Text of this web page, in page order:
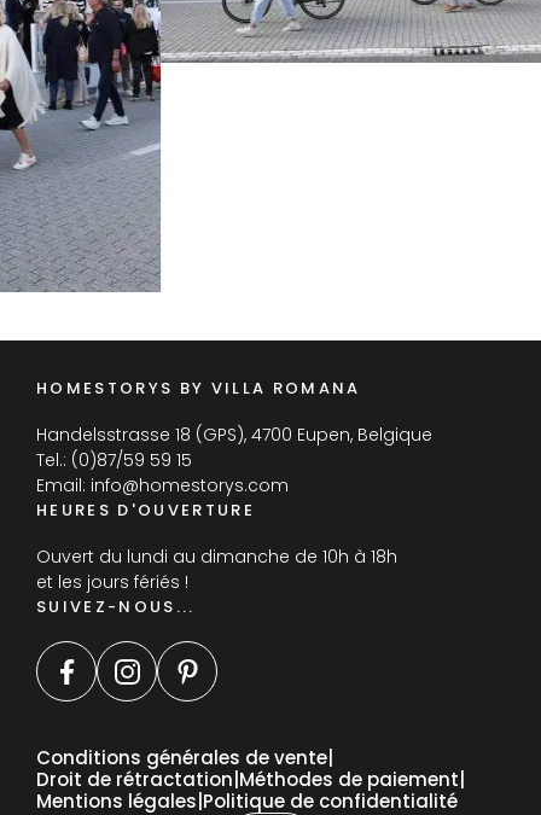
HOMESTORYS BY VILLA ROMANA
Handelsstrasse 18 (GPS), 4700 Eupen, Belgique
Tel.: (0)87/59 59 15
Email: info@homestorys.com
HEURES D'OUVERTURE
Ouvert du lundi au dimanche de 10h à 18h
et les jours fériés !
SUIVEZ-NOUS...
Conditions générales de vente
Droit de rétractation Méthodes de paiement
Mentions légales Politique de confidentialité